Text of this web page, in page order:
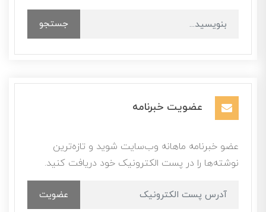
جستجو
عضویت خبرنامه
عضو خبرنامه ماهانه وب‌سایت شوید و تازه‌ترین
نوشته‌ها را در پست الکترونیک خود دریافت کنید.
عضویت